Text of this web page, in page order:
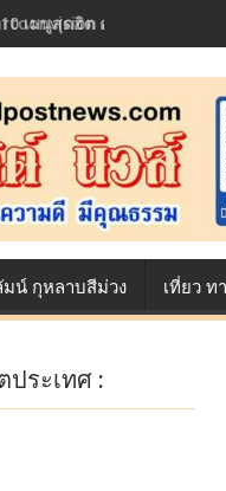
เมนูสุดฮิต ตลอดเส้นทางกา
น์ กุหลาบสีม่วง เที่ยว ท
ระเทศ :